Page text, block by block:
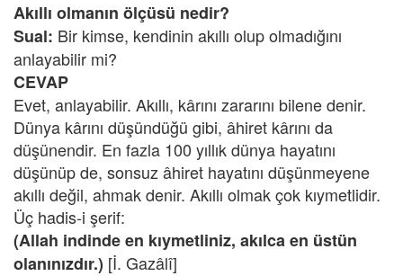
Akıllı olmanın ölçüsü nedir?
Sual: Bir kimse, kendinin akıllı olup olmadığını
anlayabilir mi?
CEVAP
Evet, anlayabilir. Akıllı, kârını zararını bilene denir.
Dünya kârını düşündüğü gibi, âhiret kârını da
düşünendir. En fazla 100 yıllık dünya hayatını
düşünüp de, sonsuz âhiret hayatını düşünmeyene
akıllı değil, ahmak denir. Akıllı olmak çok kıymetlidir.
Üç hadis-i şerif:
(Allah indinde en kıymetliniz, akılca en üstün
olanınızdır.) [İ. Gazâlî]